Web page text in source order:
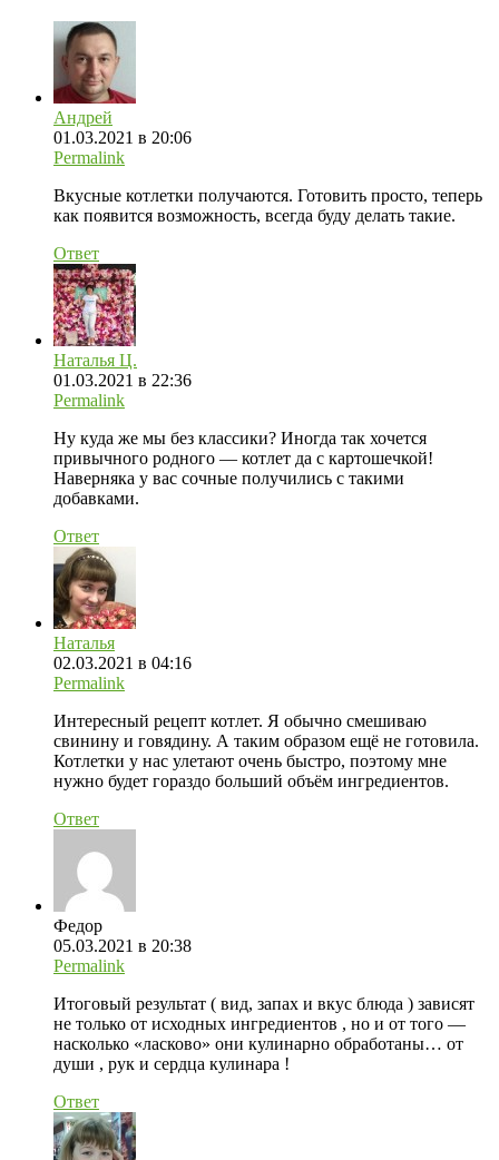
Андрей
01.03.2021 в 20:06
Permalink
Вкусные котлетки получаются. Готовить просто, теперь
как появится возможность, всегда буду делать такие.
Ответ
Наталья Ц.
01.03.2021 в 22:36
Permalink
Ну куда же мы без классики? Иногда так хочется
привычного родного — котлет да с картошечкой!
Наверняка у вас сочные получились с такими
добавками.
Ответ
Наталья
02.03.2021 в 04:16
Permalink
Интересный рецепт котлет. Я обычно смешиваю
свинину и говядину. А таким образом ещё не готовила.
Котлетки у нас улетают очень быстро, поэтому мне
нужно будет гораздо больший объём ингредиентов.
Ответ
Федор
05.03.2021 в 20:38
Permalink
Итоговый результат ( вид, запах и вкус блюда ) зависят
не только от исходных ингредиентов , но и от того —
насколько «ласково» они кулинарно обработаны… от
души , рук и сердца кулинара !
Ответ